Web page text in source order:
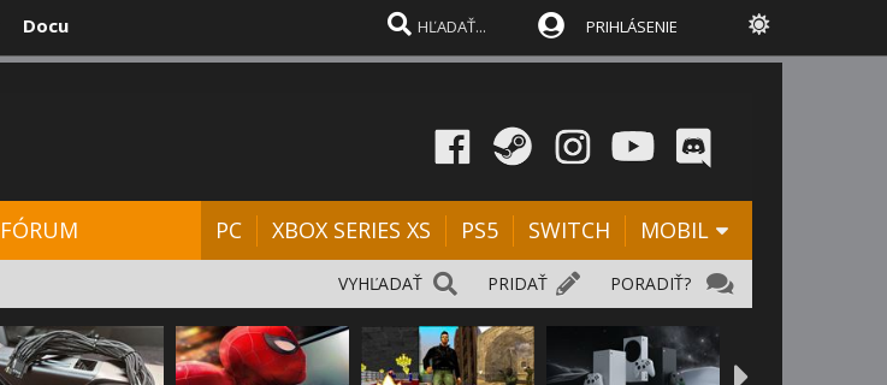
Docu PRIHLÁSENIE
FÓRUM PC XBOX SERIES XS PS5 SWITCH MOBIL
PORADIŤ?
PRIDAŤ
VYHĽADAŤ